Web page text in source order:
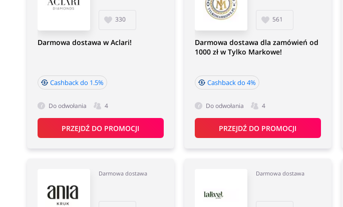
330
Darmowa dostawa w Aclari!
Cashback do 1.5%
Do odwołania 4
PRZEJDŹ DO PROMOCJI
561
Darmowa dostawa dla zamówień od
1000 zł w Tylko Markowe!
Cashback do 4%
Do odwołania 4
PRZEJDŹ DO PROMOCJI
Darmowa dostawa Darmowa dostawa